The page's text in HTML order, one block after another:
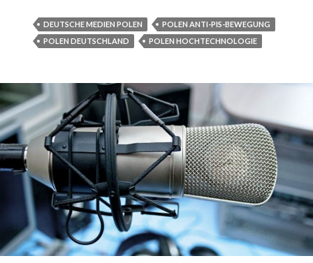
– 29. April 2017
DEUTSCHE MEDIEN POLEN
POLEN ANTI-PIS-BEWEGUNG
POLEN DEUTSCHLAND
POLEN HOCHTECHNOLOGIE